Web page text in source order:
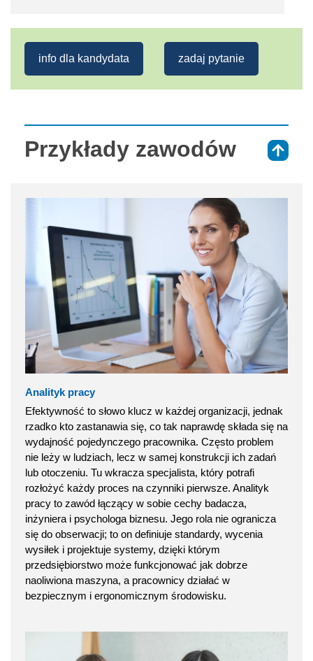
info dla kandydata zadaj pytanie
Przykłady zawodów
Analityk pracy
Efektywność to słowo klucz w każdej organizacji, jednak
rzadko kto zastanawia się, co tak naprawdę składa się na
wydajność pojedynczego pracownika. Często problem
nie leży w ludziach, lecz w samej konstrukcji ich zadań
lub otoczeniu. Tu wkracza specjalista, który potrafi
rozłożyć każdy proces na czynniki pierwsze. Analityk
pracy to zawód łączący w sobie cechy badacza,
inżyniera i psychologa biznesu. Jego rola nie ogranicza
się do obserwacji; to on definiuje standardy, wycenia
wysiłek i projektuje systemy, dzięki którym
przedsiębiorstwo może funkcjonować jak dobrze
naoliwiona maszyna, a pracownicy działać w
bezpiecznym i ergonomicznym środowisku.